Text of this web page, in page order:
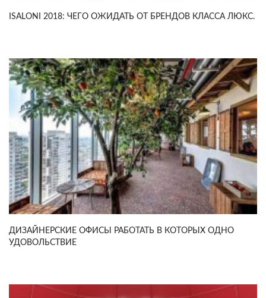
ISALONI 2018: ЧЕГО ОЖИДАТЬ ОТ БРЕНДОВ КЛАССА ЛЮКС.
ДИЗАЙНЕРСКИЕ ОФИСЫ РАБОТАТЬ В КОТОРЫХ ОДНО
УДОВОЛЬСТВИЕ